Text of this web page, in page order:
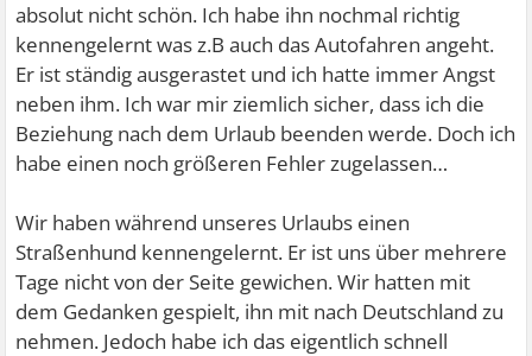
absolut nicht schön. Ich habe ihn nochmal richtig
kennengelernt was z.B auch das Autofahren angeht.
Er ist ständig ausgerastet und ich hatte immer Angst
neben ihm. Ich war mir ziemlich sicher, dass ich die
Beziehung nach dem Urlaub beenden werde. Doch ich
habe einen noch größeren Fehler zugelassen…
Wir haben während unseres Urlaubs einen
Straßenhund kennengelernt. Er ist uns über mehrere
Tage nicht von der Seite gewichen. Wir hatten mit
dem Gedanken gespielt, ihn mit nach Deutschland zu
nehmen. Jedoch habe ich das eigentlich schnell